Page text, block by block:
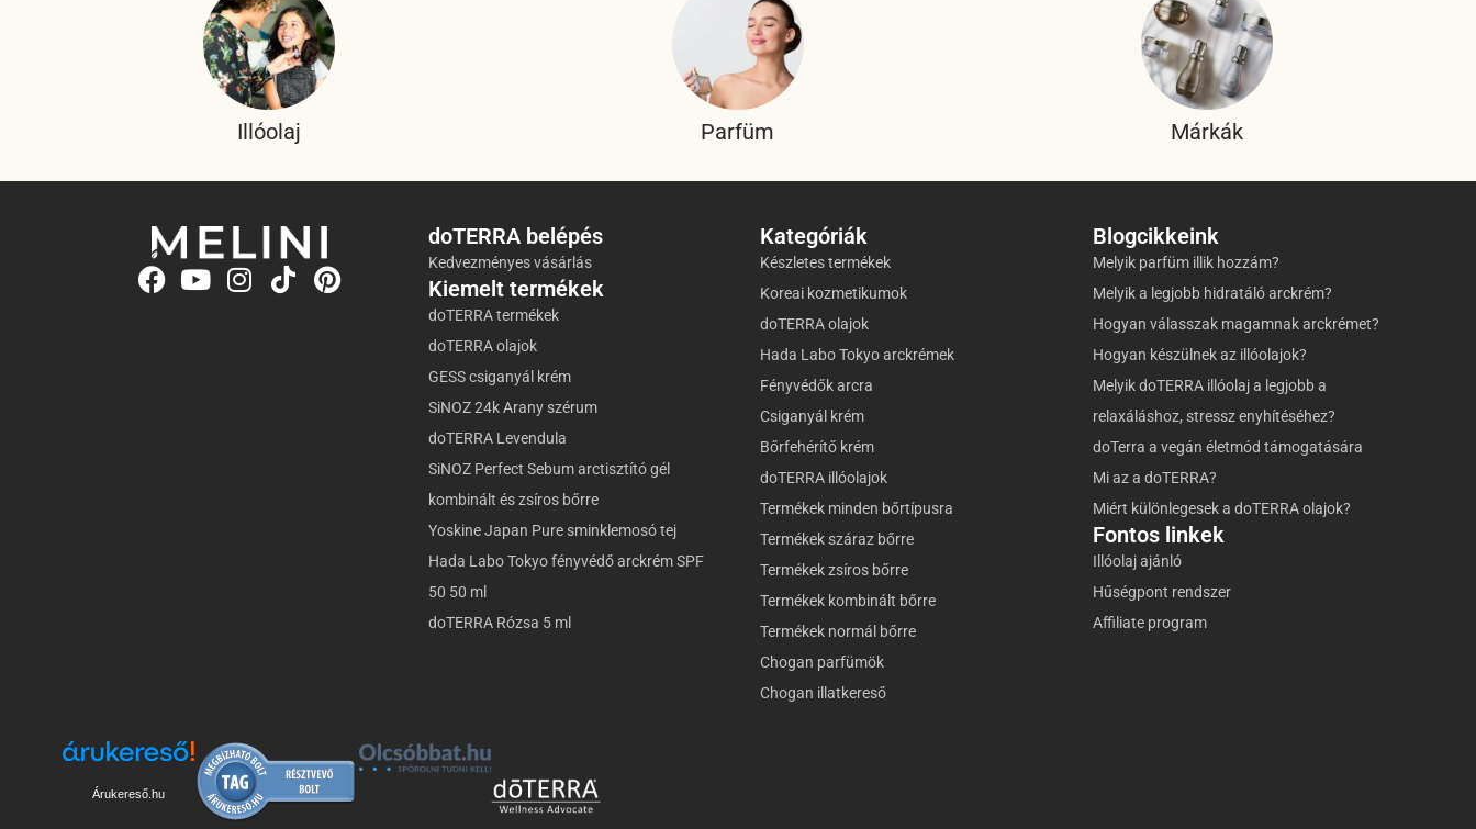
Illóolaj Parfüm Márkák
doTERRA belépés
Kedvezményes vásárlás
Kiemelt termékek
doTERRA termékek
doTERRA olajok
GESS csiganyál krém
SiNOZ 24k Arany szérum
doTERRA Levendula
SiNOZ Perfect Sebum arctisztító gél
kombinált és zsíros bőrre
Yoskine Japan Pure sminklemosó tej
Hada Labo Tokyo fényvédő arckrém SPF
50 50 ml
doTERRA Rózsa 5 ml
Kategóriák
Készletes termékek
Koreai kozmetikumok
doTERRA olajok
Hada Labo Tokyo arckrémek
Fényvédők arcra
Csiganyál krém
Bőrfehérítő krém
doTERRA illóolajok
Termékek minden bőrtípusra
Termékek száraz bőrre
Termékek zsíros bőrre
Termékek kombinált bőrre
Termékek normál bőrre
Chogan parfümök
Chogan illatkereső
Blogcikkeink
Melyik parfüm illik hozzám?
Melyik a legjobb hidratáló arckrém?
Hogyan válasszak magamnak arckrémet?
Hogyan készülnek az illóolajok?
Melyik doTERRA illóolaj a legjobb a
relaxáláshoz, stressz enyhítéséhez?
doTerra a vegán életmód támogatására
Mi az a doTERRA?
Miért különlegesek a doTERRA olajok?
Fontos linkek
Illóolaj ajánló
Hűségpont rendszer
Affiliate program
Árukereső.hu